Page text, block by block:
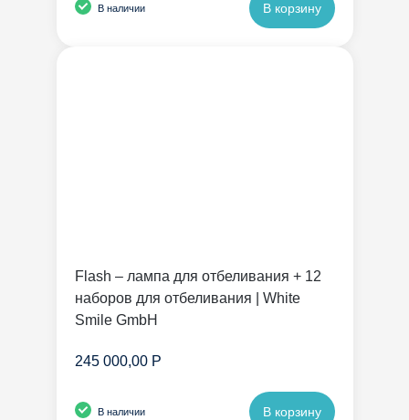
В наличии В корзину
Flash – лампа для отбеливания + 12
наборов для отбеливания | White
Smile GmbH
245 000,00 Р
В наличии В корзину